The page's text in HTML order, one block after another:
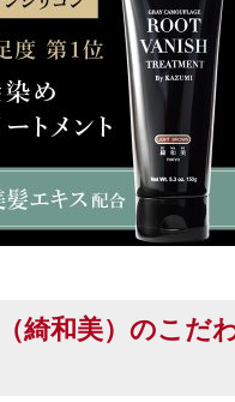
綺和美）のこだ